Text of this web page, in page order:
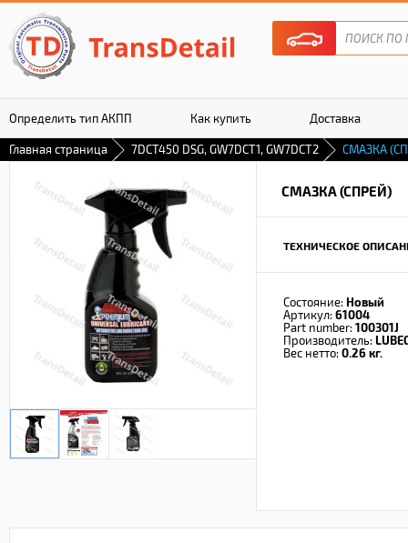
Определить тип АКПП Как купить Доставка
Гарантия
Главная страница 7DCT450 DSG, GW7DCT1, GW7DCT2 СМАЗКА
СМАЗКА (СПРЕЙ)
ТЕХНИЧЕСКОЕ
Состояние: Новый
Артикул: 61004
Part number: 100301J
Производитель:
Вес нетто: 0.26 кг.